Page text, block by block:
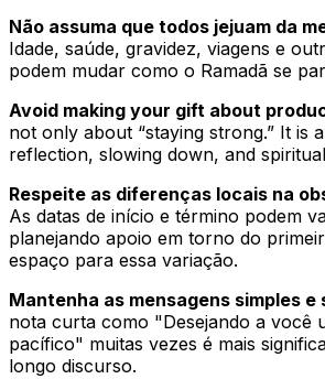
Não assuma que todos jejuam da
Idade, saúde, gravidez, viagens e
podem mudar como o Ramadã se
Avoid making your gift about
not only about “staying strong.” It is
reflection, slowing down, and
Respeite as diferenças locais na
As datas de início e término podem
planejando apoio em torno do
espaço para essa variação.
Mantenha as mensagens simples e
nota curta como "Desejando a você
pacífico" muitas vezes é mais
longo discurso.